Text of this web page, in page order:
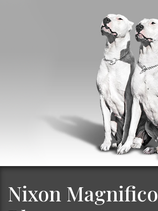
Nixon Magnifico